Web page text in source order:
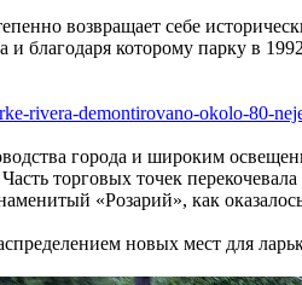
возвращает себе
и благодаря которому парку в
rivera-demontirovano-okolo-80-
города и широким
торговых точек
«Розарий», как
новых мест для